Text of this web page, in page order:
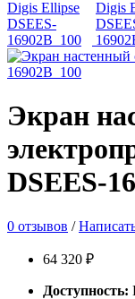
Экран
DSEES-
0 отзывов /
64 320 ₽
Доступность: